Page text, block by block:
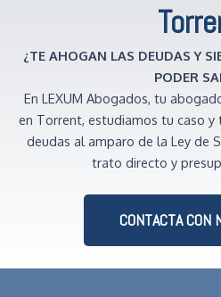
¿TE AHOGAN LAS DEUDAS Y
PODER
En LEXUM Abogados, tu
en Torrent, estudiamos tu caso y
deudas al amparo de la Ley de
trato directo y
CONTACTA CON